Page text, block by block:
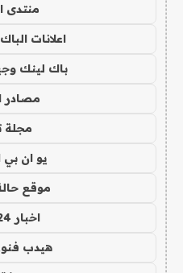
منتدى
اعلانات الباك
باك لينك
مصادر
مجلة
يو ان بي
موقع
اخبار 24 ساعة
هيدب